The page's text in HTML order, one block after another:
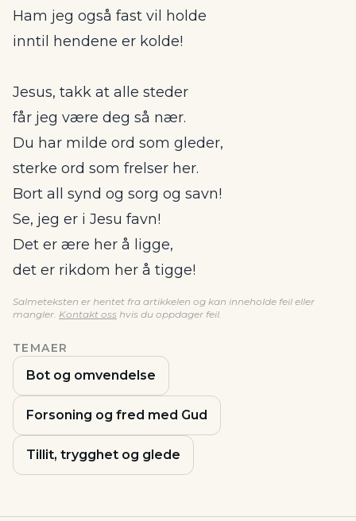
Ham jeg også fast vil holde
inntil hendene er kolde!
Jesus, takk at alle steder
får jeg være deg så nær.
Du har milde ord som gleder,
sterke ord som frelser her.
Bort all synd og sorg og savn!
Se, jeg er i Jesu favn!
Det er ære her å ligge,
det er rikdom her å tigge!
Salmeteksten er hentet fra artikkelen og kan inneholde feil eller
mangler. Kontakt oss hvis du oppdager feil.
TEMAER
Bot og omvendelse
Forsoning og fred med Gud
Tillit, trygghet og glede